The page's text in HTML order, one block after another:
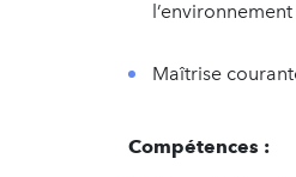
Maîtrise
Compétences :